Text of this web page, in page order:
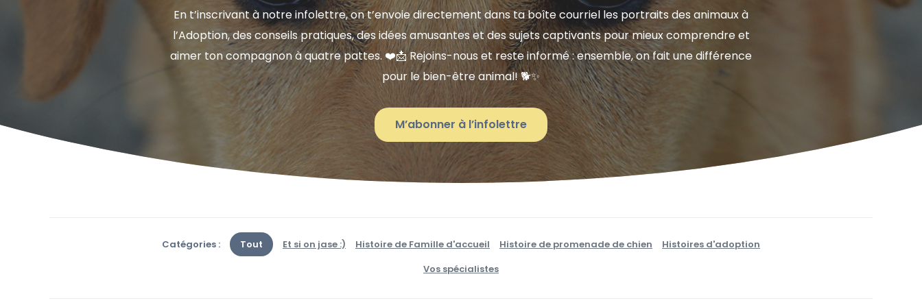
En t’inscrivant à notre infolettre, on t’envoie directement dans ta boîte courriel les portraits des animaux à
l’Adoption, des conseils pratiques, des idées amusantes et des sujets captivants pour mieux comprendre et
aimer ton compagnon à quatre pattes. ❤️📩 Rejoins-nous et reste informé : ensemble, on fait une différence
pour le bien-être animal! 🐕✨
M’abonner à l’infolettre
Catégories : Tout Et si on jase :) Histoire de Famille d'accueil Histoire de promenade de chien
Histoires d'adoption
Vos spécialistes